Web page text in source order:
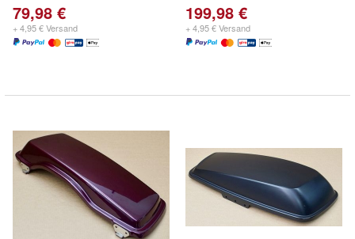
79,98 €
+ 4,95 € Versand
199,98 €
+ 4,95 € Versand